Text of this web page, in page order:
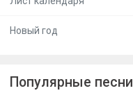
Новый год
Популярные песни